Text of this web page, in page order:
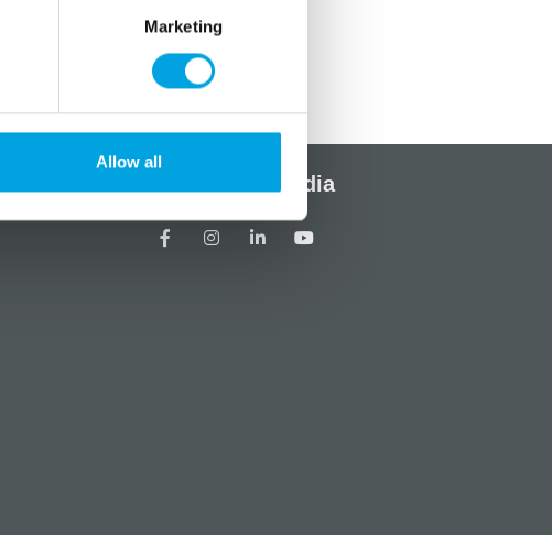
Marketing
Allow all
Sosiaalinen media